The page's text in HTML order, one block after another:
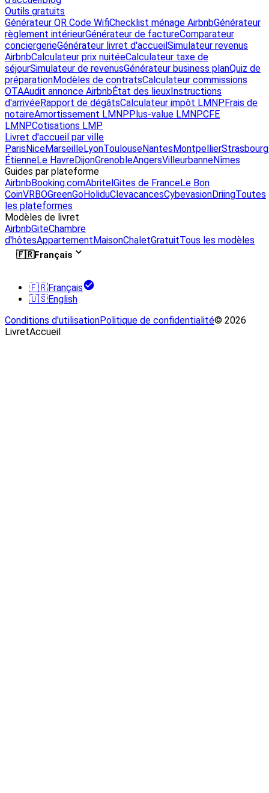
Outils gratuits
Générateur QR Code WifiChecklist ménage AirbnbGénérateur
règlement intérieurGénérateur de factureComparateur
conciergerieGénérateur livret d'accueil Simulateur revenus
AirbnbCalculateur prix nuitéeCalculateur taxe de
séjourSimulateur de revenusGénérateur business planQuiz de
préparationModèles de contratsCalculateur commissions
OTAAudit annonce AirbnbÉtat des lieux Instructions
d'arrivéeRapport de dégâtsCalculateur impôt LMNPFrais de
notaireAmortissement LMNPPlus-value LMNPCFE
LMNPCotisations LMP
Livret d'accueil par ville
Paris NiceMarseilleLyonToulouseNantes MontpellierStrasbourg
ÉtienneLe HavreDijonGrenobleAngersVilleurbanneNîmes
Guides par plateforme
AirbnbBooking.comAbritel Gites de FranceLe Bon
CoinVRBOGreenGoHoliduClevacancesCybevasionDriingToutes
les plateformes
Modèles de livret
AirbnbGiteChambre
d'hôtesAppartement MaisonChaletGratuitTous les modèles
🇫🇷Français
🇫🇷Français
🇺🇸English
Conditions d'utilisationPolitique de confidentialité© 2026
LivretAccueil